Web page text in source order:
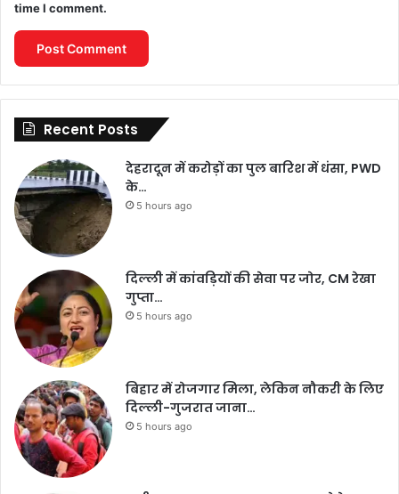
time I comment.
Recent Posts
देहरादून में करोड़ों का पुल बारिश में धंसा, PWD
के…
5 hours ago
दिल्ली में कांवड़ियों की सेवा पर जोर, CM रेखा
गुप्ता…
5 hours ago
बिहार में रोजगार मिला, लेकिन नौकरी के लिए
दिल्ली-गुजरात जाना…
5 hours ago